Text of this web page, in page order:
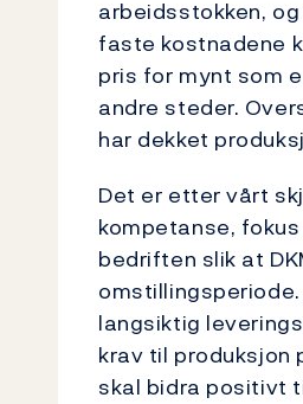
arbeidsstokken,
faste kostnadene
pris for mynt som
andre steder.
har dekket
Det er etter vårt
kompetanse,
bedriften slik at
langsiktig
krav til produksjon
skal bidra positivt